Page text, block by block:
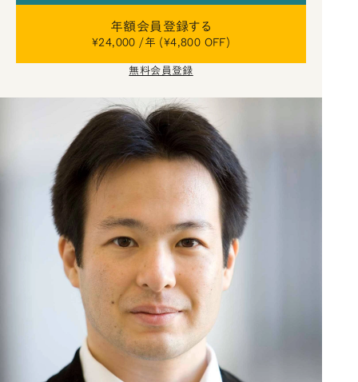
年額会員登録する
¥24,000 /年 (¥4,800 OFF)
無料会員登録